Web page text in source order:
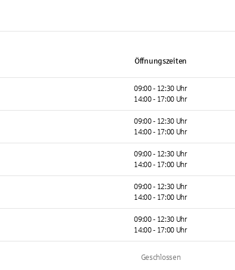
Öffnungszeiten
09:00 - 12:30 Uhr
14:00 - 17:00 Uhr
09:00 - 12:30 Uhr
14:00 - 17:00 Uhr
09:00 - 12:30 Uhr
14:00 - 17:00 Uhr
09:00 - 12:30 Uhr
14:00 - 17:00 Uhr
09:00 - 12:30 Uhr
14:00 - 17:00 Uhr
Geschlossen